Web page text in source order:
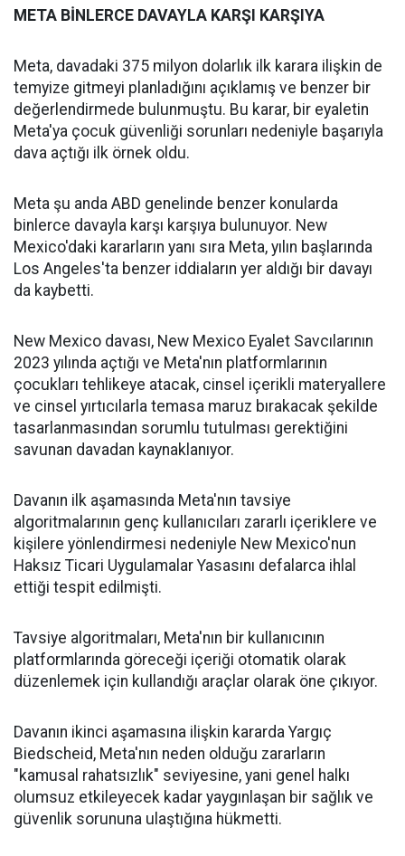
META BİNLERCE DAVAYLA KARŞI KARŞIYA
Meta, davadaki 375 milyon dolarlık ilk karara ilişkin de
temyize gitmeyi planladığını açıklamış ve benzer bir
değerlendirmede bulunmuştu. Bu karar, bir eyaletin
Meta'ya çocuk güvenliği sorunları nedeniyle başarıyla
dava açtığı ilk örnek oldu.
Meta şu anda ABD genelinde benzer konularda
binlerce davayla karşı karşıya bulunuyor. New
Mexico'daki kararların yanı sıra Meta, yılın başlarında
Los Angeles'ta benzer iddiaların yer aldığı bir davayı
da kaybetti.
New Mexico davası, New Mexico Eyalet Savcılarının
2023 yılında açtığı ve Meta'nın platformlarının
çocukları tehlikeye atacak, cinsel içerikli materyallere
ve cinsel yırtıcılarla temasa maruz bırakacak şekilde
tasarlanmasından sorumlu tutulması gerektiğini
savunan davadan kaynaklanıyor.
Davanın ilk aşamasında Meta'nın tavsiye
algoritmalarının genç kullanıcıları zararlı içeriklere ve
kişilere yönlendirmesi nedeniyle New Mexico'nun
Haksız Ticari Uygulamalar Yasasını defalarca ihlal
ettiği tespit edilmişti.
Tavsiye algoritmaları, Meta'nın bir kullanıcının
platformlarında göreceği içeriği otomatik olarak
düzenlemek için kullandığı araçlar olarak öne çıkıyor.
Davanın ikinci aşamasına ilişkin kararda Yargıç
Biedscheid, Meta'nın neden olduğu zararların
"kamusal rahatsızlık" seviyesine, yani genel halkı
olumsuz etkileyecek kadar yaygınlaşan bir sağlık ve
güvenlik sorununa ulaştığına hükmetti.